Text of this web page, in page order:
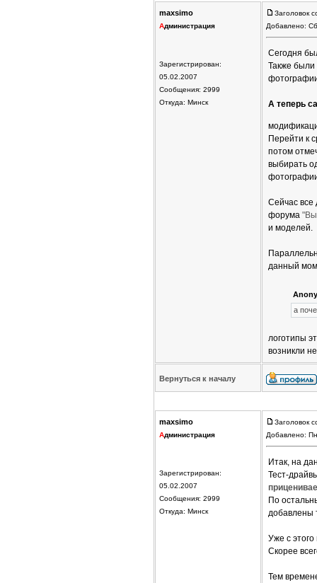
maxsimo
Администрация
Зарегистрирован:
05.02.2007
Сообщения: 2999
Откуда: Минск
Заголовок
Добавлено:
Сегодня
Также были
А теперь
Перейти к
потом
выбирать
Сейчас все
форума
и моделей.
данный
а
логотипы
возникли
Вернуться к началу
maxsimo
Администрация
Зарегистрирован:
05.02.2007
Сообщения: 2999
Откуда: Минск
Заголовок
Добавлено:
Итак, на
Тест-
По
добавлены
Уже с
Скорее
Тем